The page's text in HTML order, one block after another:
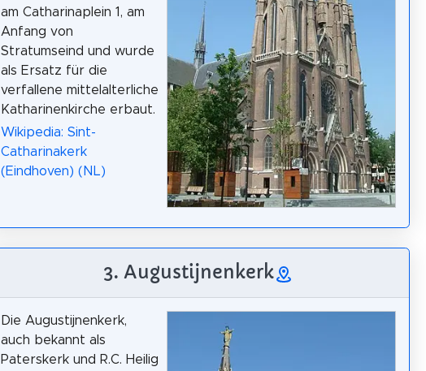
am Catharinaplein 1, am
Anfang von
Stratumseind und wurde
als Ersatz für die
verfallene mittelalterliche
Katharinenkirche erbaut.
Wikipedia: Sint-
Catharinakerk
(Eindhoven) (NL)
3. Augustijnenkerk
Die Augustijnenkerk,
auch bekannt als
Paterskerk und R.C. Heilig